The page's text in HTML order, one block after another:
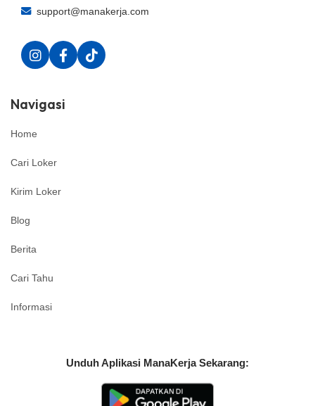
support@manakerja.com
Navigasi
Home
Cari Loker
Kirim Loker
Blog
Berita
Cari Tahu
Informasi
Unduh Aplikasi ManaKerja Sekarang: